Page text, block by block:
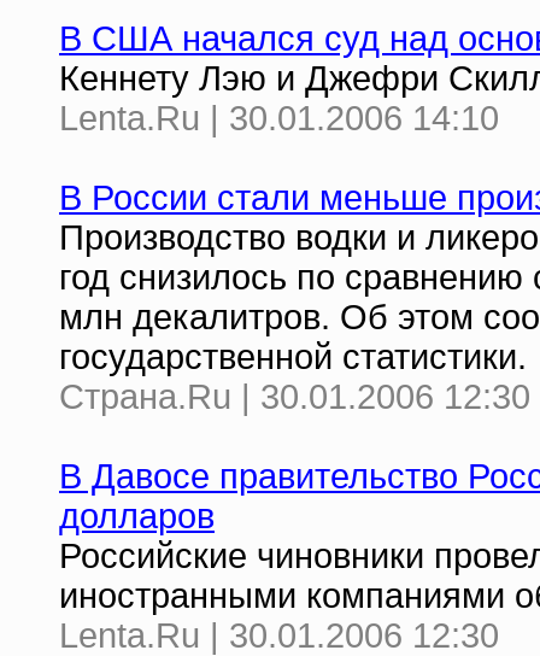
В США начался суд над
Кеннету Лэю и Джефри
Lenta.Ru | 30.01.2006 14:10
В России стали меньше
Производство водки и
год снизилось по
млн декалитров. Об этом
государственной статистики.
Страна.Ru | 30.01.2006 12:30
В Давосе правительство
долларов
Российские чиновники
иностранными компаниями
Lenta.Ru | 30.01.2006 12:30